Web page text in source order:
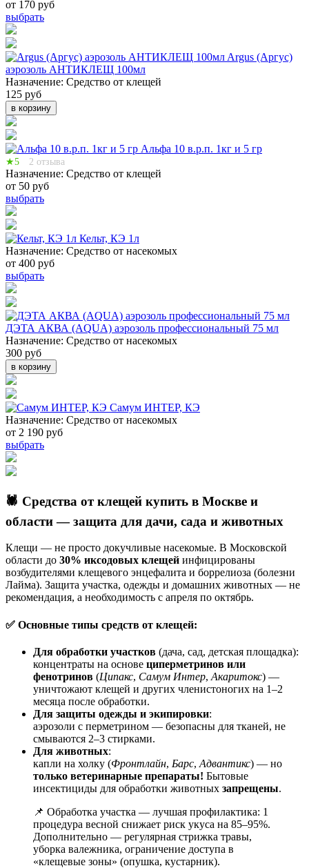
от 170 руб
выбрать
Argus (Аргус)
аэрозоль АНТИКЛЕЩ 100мл
Назначение: Средство от клещей
125 руб
в корзину
Альфа 10 в.р.п. 1кг и 5 гр
★5 2 отзыва
Назначение: Средство от клещей
от 50 руб
выбрать
Кельт, КЭ 1л
Назначение: Средство от насекомых
от 400 руб
выбрать
ДЭТА АКВА (AQUA) аэрозоль профессиональный 75 мл
Назначение: Средство от насекомых
300 руб
в корзину
Самум ИНТЕР, КЭ
Назначение: Средство от насекомых
от 2 190 руб
выбрать
🕷️ Средства от клещей купить в Москве и
области — защита для дачи, сада и животных
Клещи — не просто докучливые насекомые. В Московской
области до 30% иксодовых клещей инфицированы
возбудителями клещевого энцефалита и боррелиоза (болезни
Лайма). Защита участка, одежды и домашних животных — не
рекомендация, а необходимость с апреля по октябрь.
✅ Основные типы средств от клещей:
Для обработки участков (дача, сад, детская площадка):
концентраты на основе циперметринов или
фенотринов (Ципакс, Самум Интер, Акаритокс) —
уничтожают клещей и других членистоногих на 1–2
месяца после обработки.
Для защиты одежды и экипировки:
аэрозоли с перметрином — безопасны для тканей, не
смываются 2–3 стирками.
Для животных:
капли на холку (Фронтлайн, Барс, Адвантикс) — но
только ветеринарные препараты! Бытовые
инсектициды для обработки животных запрещены.
📌 Обработка участка — лучшая профилактика: 1
процедура весной снижает риск укуса на 85–95%.
Дополнительно — регулярная стрижка травы,
уборка валежника, ограничение доступа в
«клещевые зоны» (опушка, кустарник).